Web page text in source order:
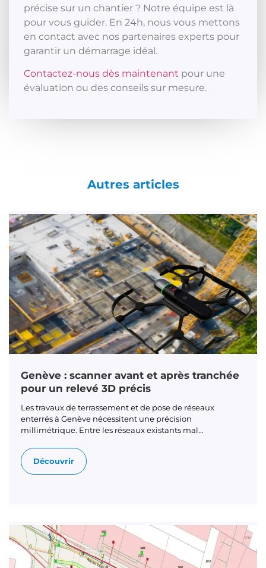
précise sur un chantier ? Notre équipe est là
pour vous guider. En 24h, nous vous mettons
en contact avec nos partenaires experts pour
garantir un démarrage idéal.
Contactez-nous dès maintenant pour une
évaluation ou des conseils sur mesure.
Autres articles
Genève : scanner avant et après tranchée
pour un relevé 3D précis
Les travaux de terrassement et de pose de réseaux
enterrés à Genève nécessitent une précision
millimétrique. Entre les réseaux existants mal...
Découvrir